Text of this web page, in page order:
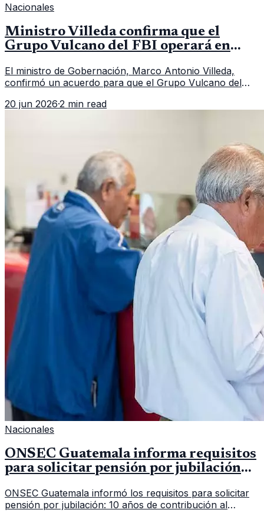
Nacionales
Ministro Villeda confirma que el
Grupo Vulcano del FBI operará en
El ministro de Gobernación, Marco Antonio Villeda,
confirmó un acuerdo para que el Grupo Vulcano del
fallido con la administración anterior del Ministerio
20 jun 2026·2 min read
Nacionales
ONSEC Guatemala informa requisitos
para solicitar pensión por jubilación
ONSEC Guatemala informó los requisitos para solicitar
pensión por jubilación: 10 años de contribución al